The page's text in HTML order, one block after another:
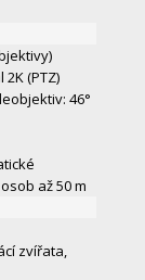
(PTZ)
46°
až 50 m
zvířata,